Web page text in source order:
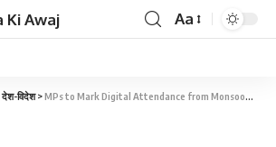
Aa
देश-विदेश>MPs to Mark Digital Attendance from Monsoon Session Onwards